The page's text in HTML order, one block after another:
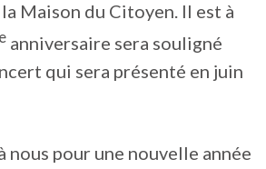
Maison du Citoyen. Il est à
e anniversaire sera souligné
qui sera présenté en juin
nous pour une nouvelle année